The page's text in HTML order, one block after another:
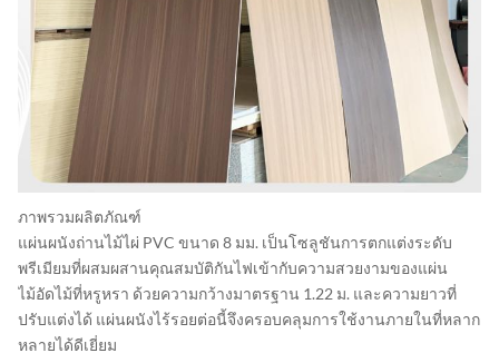
ภาพรวมผลิตภัณฑ์
แผ่นผนังถ่านไม้ไผ่ PVC ขนาด 8 มม. เป็นโซลูชันการตกแต่งระดับ
พรีเมียมที่ผสมผสานคุณสมบัติกันไฟเข้ากับความสวยงามของแผ่น
ไม้อัดไม้ที่หรูหรา ด้วยความกว้างมาตรฐาน 1.22 ม. และความยาวที่
ปรับแต่งได้ แผ่นผนังไร้รอยต่อนี้จึงครอบคลุมการใช้งานภายในที่หลาก
หลายได้ดีเยี่ยม